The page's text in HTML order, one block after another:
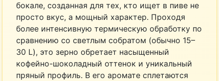
бокале, созданная для тех, кто ищет в пиве не
просто вкус, а мощный характер. Проходя
более интенсивную термическую обработку по
сравнению со светлым собратом (обычно 15–
30 L), это зерно обретает насыщенный
кофейно-шоколадный оттенок и уникальный
пряный профиль. В его аромате сплетаются